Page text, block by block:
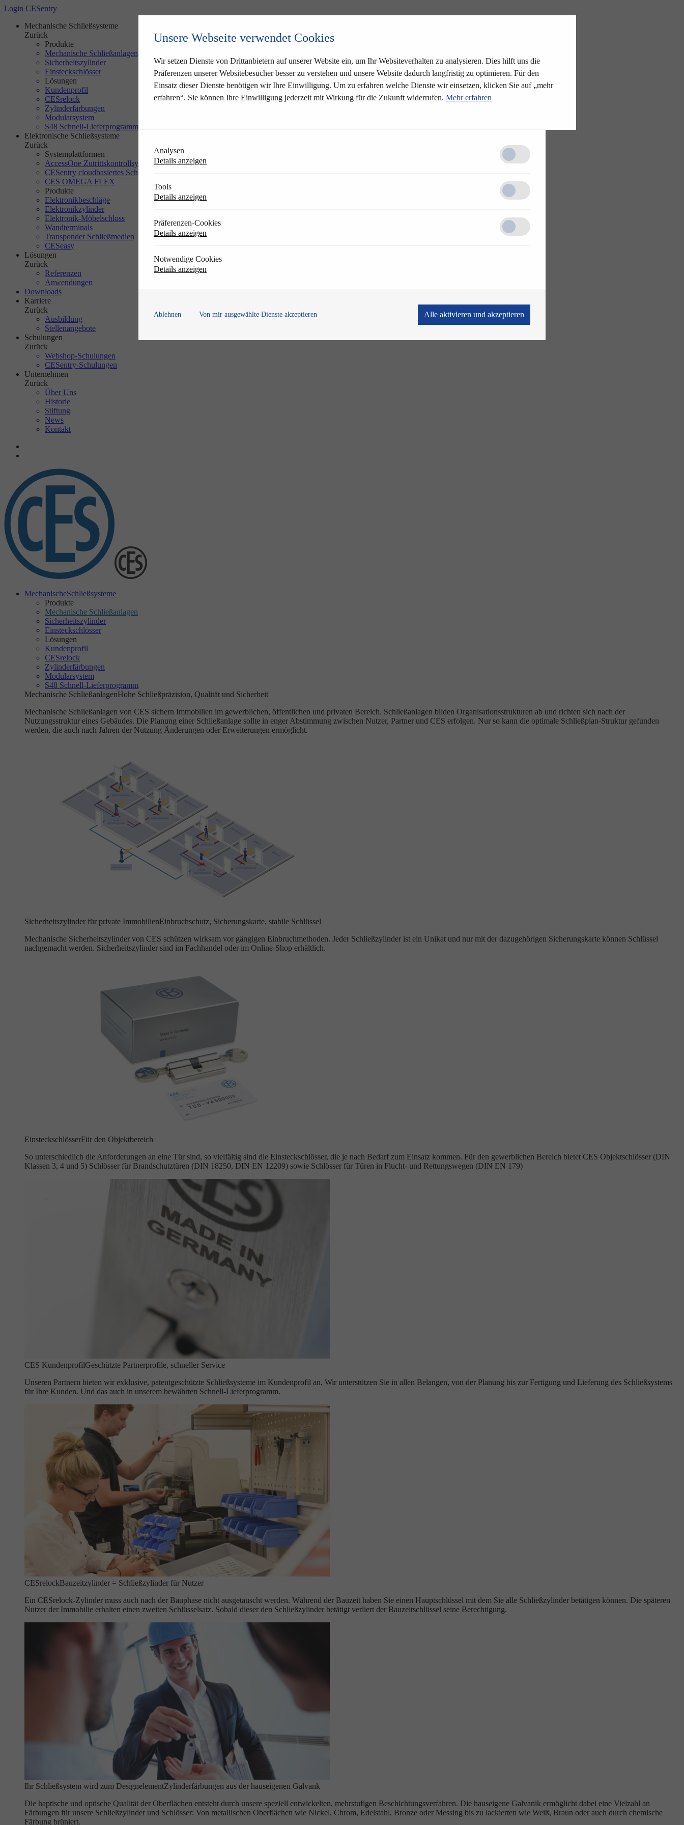
Login CESentry
Mechanische Schließsysteme
Zurück
Produkte
Mechanische Schließanlagen
Sicherheitszylinder
Einsteckschlösser
Lösungen
Kundenprofil
CESrelock
Zylinderfärbungen
Modularsystem
S48 Schnell-Lieferprogramm
Elektronische Schließsysteme
Zurück
Systemplattformen
AccessOne Zutrittskontrollsystem
CESentry cloudbasiertes Schließsystem
CES OMEGA FLEX
Produkte
Elektronikbeschläge
Elektronikzylinder
Elektronik-Möbelschloss
Wandterminals
Transponder Schließmedien
CESeasy
Lösungen
Zurück
Referenzen
Anwendungen
Downloads
Karriere
Zurück
Ausbildung
Stellenangebote
Schulungen
Zurück
Webshop-Schulungen
CESentry-Schulungen
Unternehmen
Zurück
Über Uns
Historie
Stiftung
News
Kontakt
MechanischeSchließsysteme
Produkte
Mechanische Schließanlagen
Sicherheitszylinder
Einsteckschlösser
Lösungen
Kundenprofil
CESrelock
Zylinderfärbungen
Modularsystem
S48 Schnell-Lieferprogramm
Mechanische SchließanlagenHohe Schließpräzision, Qualität und Sicherheit
Mechanische Schließanlagen von CES sichern Immobilien im gewerblichen, öffentlichen und privaten Bereich. Schließanlagen bilden Organisationsstrukturen ab und richten sich nach der
Nutzungsstruktur eines Gebäudes. Die Planung einer Schließanlage sollte in enger Abstimmung zwischen Nutzer, Partner und CES erfolgen. Nur so kann die optimale Schließplan-Struktur gefunden
werden, die auch nach Jahren der Nutzung Änderungen oder Erweiterungen ermöglicht.
Sicherheitszylinder für private ImmobilienEinbruchschutz, Sicherungskarte, stabile Schlüssel
Mechanische Sicherheitszylinder von CES schützen wirksam vor gängigen Einbruchmethoden. Jeder Schließzylinder ist ein Unikat und nur mit der dazugehörigen Sicherungskarte können Schlüssel
nachgemacht werden. Sicherheitszylinder sind im Fachhandel oder im Online-Shop erhältlich.
EinsteckschlösserFür den Objektbereich
So unterschiedlich die Anforderungen an eine Tür sind, so vielfältig sind die Einsteckschlösser, die je nach Bedarf zum Einsatz kommen. Für den gewerblichen Bereich bietet CES Objektschlösser (DIN
Klassen 3, 4 und 5) Schlösser für Brandschutztüren (DIN 18250, DIN EN 12209) sowie Schlösser für Türen in Flucht- und Rettungswegen (DIN EN 179)
CES KundenprofilGeschützte Partnerprofile, schneller Service
Unseren Partnern bieten wir exklusive, patentgeschützte Schließsysteme im Kundenprofil an. Wir unterstützen Sie in allen Belangen, von der Planung bis zur Fertigung und Lieferung des Schließsystems
für Ihre Kunden. Und das auch in unserem bewährten Schnell-Lieferprogramm.
CESrelockBauzeitzylinder = Schließzylinder für Nutzer
Ein CESrelock-Zylinder muss auch nach der Bauphase nicht ausgetauscht werden. Während der Bauzeit haben Sie einen Hauptschlüssel mit dem Sie alle Schließzylinder betätigen können. Die späteren
Nutzer der Immobilie erhalten einen zweiten Schlüsselsatz. Sobald dieser den Schließzylinder betätigt verliert der Bauzeitschlüssel seine Berechtigung.
Ihr Schließsystem wird zum DesignelementZylinderfärbungen aus der hauseigenen Galvank
Die haptische und optische Qualität der Oberflächen entsteht durch unsere speziell entwickelten, mehrstufigen Beschichtungsverfahren. Die hauseigene Galvanik ermöglicht dabei eine Vielzahl an
Färbungen für unsere Schließzylinder und Schlösser: Von metallischen Oberflächen wie Nickel, Chrom, Edelstahl, Bronze oder Messing bis zu lackierten wie Weiß, Braun oder auch durch chemische
Färbung brüniert.
Unsere Webseite verwendet Cookies
Wir setzen Dienste von Drittanbietern auf unserer Website ein, um Ihr Websiteverhalten zu analysieren. Dies hilft uns die
Präferenzen unserer Websitebesucher besser zu verstehen und unsere Website dadurch langfristig zu optimieren. Für den
Einsatz dieser Dienste benötigen wir Ihre Einwilligung. Um zu erfahren welche Dienste wir einsetzen, klicken Sie auf „mehr
erfahren“. Sie können Ihre Einwilligung jederzeit mit Wirkung für die Zukunft widerrufen. Mehr erfahren
Analysen
Details anzeigen
Tools
Details anzeigen
Präferenzen-Cookies
Details anzeigen
Notwendige Cookies
Details anzeigen
Ablehnen Von mir ausgewählte Dienste akzeptieren Alle aktivieren und akzeptieren